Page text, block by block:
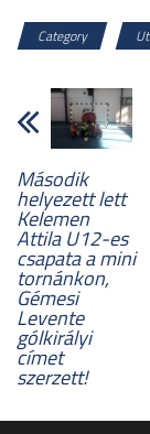
Category
Második
helyezett lett
Kelemen
Attila U12-es
csapata a mini
tornánkon,
Gémesi
Levente
gólkirályi
címet
szerzett!